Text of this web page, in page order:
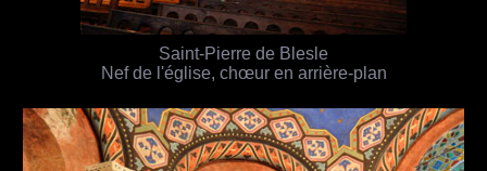
Saint-Pierre de Blesle
Nef de l'église, chœur en arrière-plan